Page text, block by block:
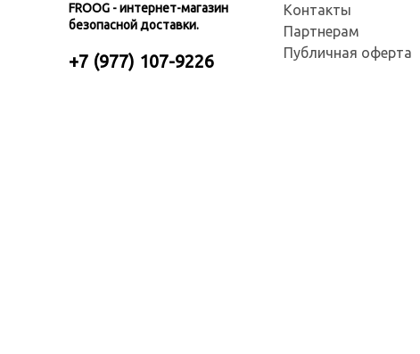
FROOG - интернет-магазин
безопасной доставки.
+7 (977) 107-9226
Контакты
Партнерам
Публичная оферта